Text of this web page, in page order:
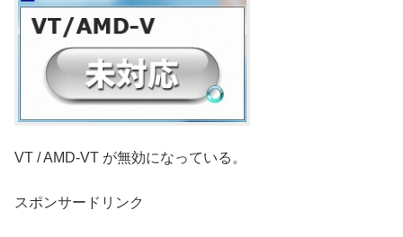
VT / AMD-VT が無効になっている。
スポンサードリンク